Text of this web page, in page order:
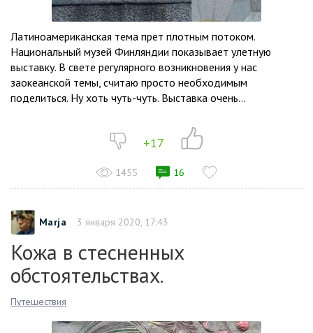
Латиноамериканская тема прет плотным потоком.
Национальный музей Финляндии показывает улетную
выставку. В свете регулярного возникновения у нас
заокеанской темы, считаю просто необходимым
поделиться. Ну хоть чуть-чуть. Выставка очень...
+17
1455 16
Marja 3 января 2020, 17:43
Кожа в стесненных
обстоятельствах.
Путешествия